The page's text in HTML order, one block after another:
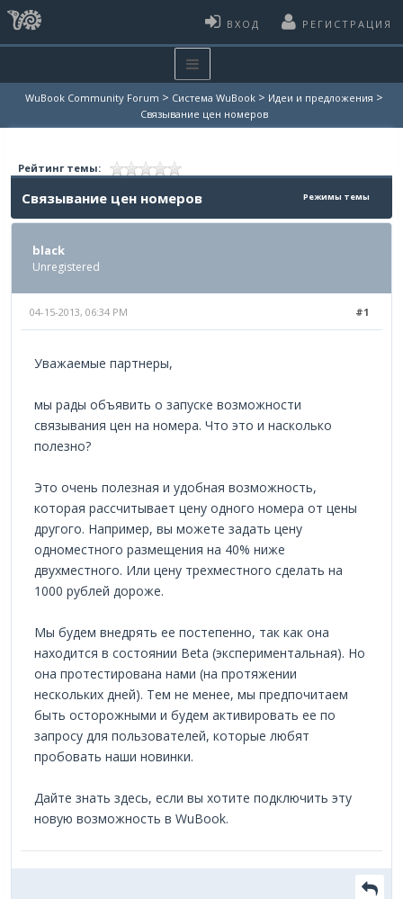
ВХОД РЕГИСТРАЦИЯ
WuBook Community Forum > Система WuBook > Идеи и предложения >
Связывание цен номеров
Рейтинг темы:
Режимы темы
Связывание цен номеров
black
Unregistered
#1
04-15-2013, 06:34 PM
Уважаемые партнеры,
мы рады объявить о запуске возможности
связывания цен на номера. Что это и насколько
полезно?
Это очень полезная и удобная возможность,
которая рассчитывает цену одного номера от цены
другого. Например, вы можете задать цену
одноместного размещения на 40% ниже
двухместного. Или цену трехместного сделать на
1000 рублей дороже.
Мы будем внедрять ее постепенно, так как она
находится в состоянии Beta (экспериментальная). Но
она протестирована нами (на протяжении
нескольких дней). Тем не менее, мы предпочитаем
быть осторожными и будем активировать ее по
запросу для пользователей, которые любят
пробовать наши новинки.
Дайте знать здесь, если вы хотите подключить эту
новую возможность в WuBook.